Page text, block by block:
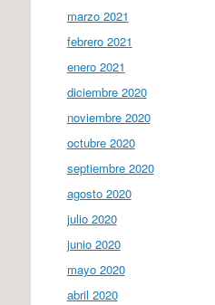
marzo 2021
febrero 2021
enero 2021
diciembre 2020
noviembre 2020
octubre 2020
septiembre 2020
agosto 2020
julio 2020
junio 2020
mayo 2020
abril 2020